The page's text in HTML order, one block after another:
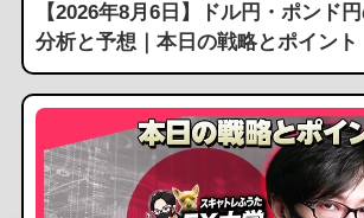
【2026年8月6日】ドル円・ポンド
分析と予想｜本日の戦略とポイント